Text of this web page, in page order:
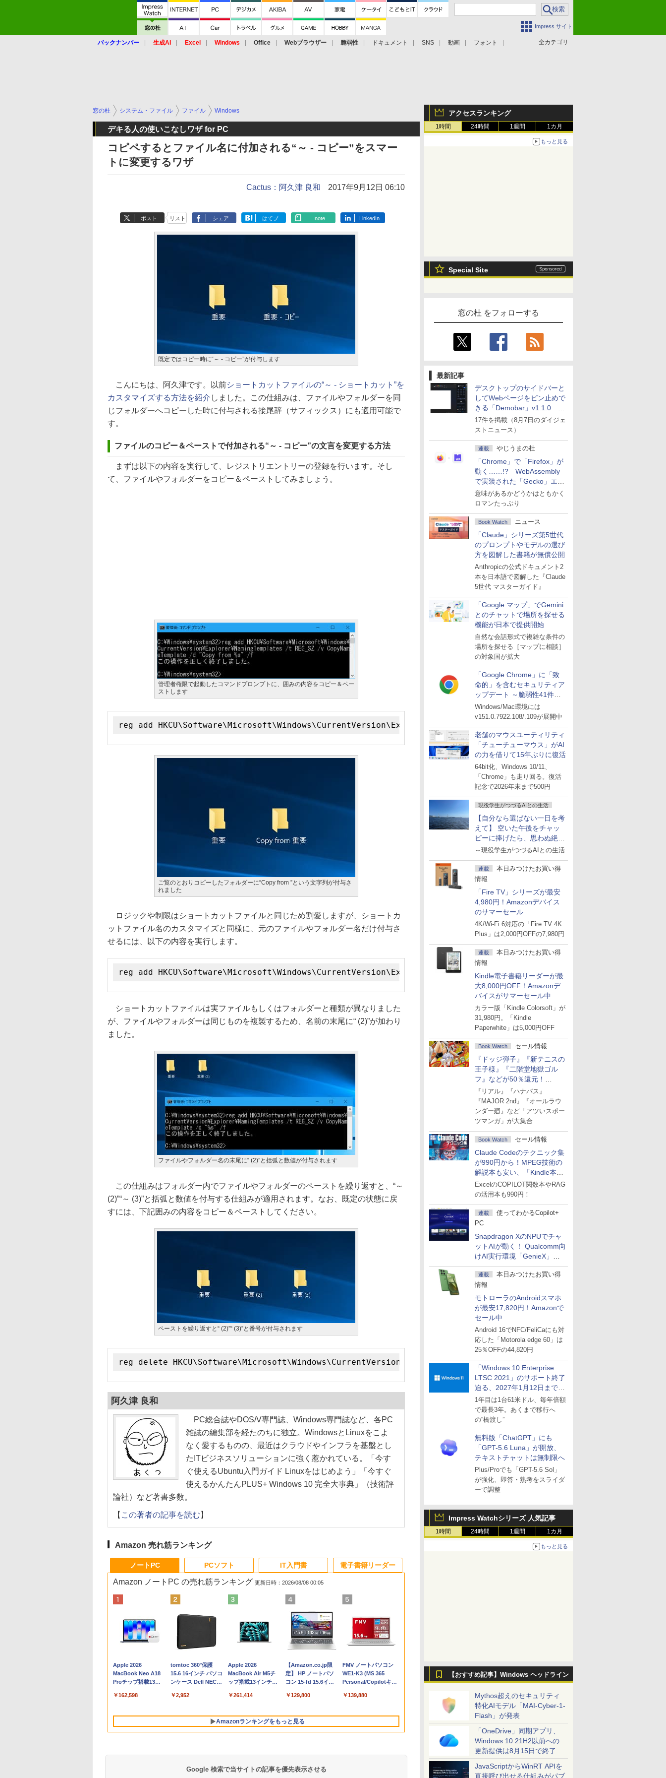
Impress サイト
全カテゴリ
バックナンバー 生成AI Excel Windows Office Webブラウザー 脆弱性 ドキュメント SNS 動画 フォント
アクセスランキング
1時間 24時間 1週間 1カ月
もっと見る
Special Site
窓の杜 をフォローする
最新記事
デスクトップのサイドバーと
してWebページをピン止めで
きる「Demobar」v1.1.0 ほ
か
17件を掲載（8月7日のダイジェ
ストニュース）
連載 やじうまの杜
「Chrome」で「Firefox」が
動く……!? WebAssembly
で実装された「Gecko」エン
ジン
意味があるかどうかはともかく
ロマンたっぷり
Book Watch ニュース
「Claude」シリーズ第5世代
のプロンプトやモデルの選び
方を図解した書籍が無償公開
Anthropicの公式ドキュメント2
本を日本語で図解した『Claude
5世代 マスターガイド』
「Google マップ」でGemini
とのチャットで場所を探せる
機能が日本で提供開始
自然な会話形式で複雑な条件の
場所を探せる［マップに相談］
の対象国が拡大
「Google Chrome」に「致
命的」を含むセキュリティア
ップデート ～脆弱性41件に
対処
Windows/Mac環境には
v151.0.7922.108/.109が展開中
老舗のマウスユーティリティ
「チューチューマウス」がAI
の力を借りて15年ぶりに復活
64bit化、Windows 10/11、
「Chrome」も走り回る。復活
記念で2026年末まで500円
現役学生がつづるAIとの生活
【自分なら選ばない一日を考
えて】 空いた午後をチャッ
ピーに捧げたら、思わぬ絶景
に出会った話
～現役学生がつづるAIとの生活
連載
本日みつけたお買い得
情報
「Fire TV」シリーズが最安
4,980円！Amazonデバイス
のサマーセール
4K/Wi-Fi 6対応の「Fire TV 4K
Plus」は2,000円OFFの7,980円
連載
本日みつけたお買い得
情報
Kindle電子書籍リーダーが最
大8,000円OFF！Amazonデ
バイスがサマーセール中
カラー版「Kindle Colorsoft」が
31,980円。「Kindle
Paperwhite」は5,000円OFF
Book Watch セール情報
『ドッジ弾子』『新テニスの
王子様』『二階堂地獄ゴル
フ』などが50％還元！
Amazonマンガ週末セール
『リアル』『ハナバス』
『MAJOR 2nd』『オールラウ
ンダー廻』など「アツいスポー
ツマンガ」が大集合
Book Watch セール情報
Claude Codeのテクニック集
が990円から！MPEG技術の
解説本も安い、「Kindle本サ
マーセール」第2弾開始！
ExcelのCOPILOT関数本やRAG
の活用本も990円！
連載
使ってわかるCopilot+
PC
Snapdragon XのNPUでチャ
ットAIが動く！ Qualcomm向
けAI実行環境「GenieX」を
試してみた
連載
本日みつけたお買い得
情報
モトローラのAndroidスマホ
が最安17,820円！Amazonで
セール中
Android 16でNFC/FeliCaにも対
応した「Motorola edge 60」は
25％OFFの44,820円
「Windows 10 Enterprise
LTSC 2021」のサポート終了
迫る、2027年1月12日まで
～ESUは9月1日から販売
1年目は1台61米ドル、毎年倍額
で最長3年。あくまで移行へ
の“橋渡し”
無料版「ChatGPT」にも
「GPT-5.6 Luna」が開放、
テキストチャットは無制限へ
Plus/Proでも「GPT-5.6 Sol」
が強化、即答・熟考をスライダ
ーで調整
Impress Watchシリーズ 人気記事
1時間 24時間 1週間 1カ月
もっと見る
【おすすめ記事】Windows ヘッドライン
Mythos超えのセキュリティ
特化AIモデル「MAI-Cyber-1-
Flash」が発表
「OneDrive」同期アプリ、
Windows 10 21H2以前への
更新提供は8月15日で終了
JavaScriptからWinRT APIを
直接呼び出せる仕組みがパブ
窓の杜 システム・ファイル ファイル Windows
デキる人の使いこなしワザ for PC
コピペするとファイル名に付加される“～ - コピー”をスマー
トに変更するワザ
Cactus：阿久津 良和 2017年9月12日 06:10
ポスト リスト シェア はてブ note LinkedIn
既定ではコピー時に“～ - コピー”が付与します
こんにちは、阿久津です。以前ショートカットファイルの“～ - ショートカット”を
カスタマイズする方法を紹介 しました。この仕組みは、ファイルやフォルダーを同
じフォルダーへコピーした時に付与される接尾辞（サフィックス）にも適用可能で
す。
ファイルのコピー＆ペーストで付加される“～ - コピー”の文言を変更する方法
まずは以下の内容を実行して、レジストリエントリーの登録を行います。そし
て、ファイルやフォルダーをコピー＆ペーストしてみましょう。
管理者権限で起動したコマンドプロンプトに、囲みの内容をコピー＆ペー
ストします
reg add HKCU\Software\Microsoft\Windows\CurrentVersion\Explorer\NamingTemplates /t REG_SZ /v
ご覧のとおりコピーしたフォルダーに“Copy from ”という文字列が付与さ
れました
ロジックや制限はショートカットファイルと同じため割愛しますが、ショートカ
ットファイル名のカスタマイズと同様に、元のファイルやフォルダー名だけ付与さ
せるには、以下の内容を実行します。
reg add HKCU\Software\Microsoft\Windows\CurrentVersion\Explorer\NamingTemplates /t REG_SZ /v
ショートカットファイルは実ファイルもしくはフォルダーと種類が異なりました
が、ファイルやフォルダーは同じものを複製するため、名前の末尾に“ (2)”が加わり
ました。
ファイルやフォルダー名の末尾に“ (2)”と括弧と数値が付与されます
この仕組みはフォルダー内でファイルやフォルダーのペーストを繰り返すと、“～
(2)”“～ (3)”と括弧と数値を付与する仕組みが適用されます。なお、既定の状態に戻
すには、下記囲みの内容をコピー＆ペーストしてください。
ペーストを繰り返すと“ (2)”“ (3)”と番号が付与されます
reg delete HKCU\Software\Microsoft\Windows\CurrentVersion\Explorer\NamingTemplates /v CopyNameTemplate /f
阿久津 良和
PC総合誌やDOS/V専門誌、Windows専門誌など、各PC
雑誌の編集部を経たのちに独立。WindowsとLinuxをこよ
なく愛するものの、最近はクラウドやインフラを基盤とし
たITビジネスソリューションに強く惹かれている。「今す
ぐ使えるUbuntu入門ガイド Linuxをはじめよう」「今すぐ
使えるかんたんPLUS+ Windows 10 完全大事典」（技術評
論社）など著書多数。
【 この著者の記事を読む 】
Amazon 売れ筋ランキング
ノートPC
Amazon ノートPC の売れ筋ランキング 更新日時：2026/08/08 00:05
Apple 2026
MacBook Neo A18
Proチップ搭載13イ
AIとApple
Retinaディスプレ
512GB SSD、1080p
￥162,598
tomtoc 360°保護
15.6 16インチ パソコ
ンケース Dell NEC
dynabook Lenovo
￥2,952
Apple 2026
MacBook Air M5チ
ップ搭載13インチノ
Apple Intelligence、
Retinaディスプレ
イ、16GBユニファイ
ドメモリ、1TB SSD
ド、Touch ID - シル
バー
￥261,414
【Amazon.co.jp限
定】 HP ノートパソ
コン 15-fd 15.6イン
512GB SSD インテ
￥129,800
FMV ノートパソコン
WE1-K3 (MS 365
Personal/Copilotキー
型/Core i5/16GB/SSD
FMVWK3E15W_AZ
￥139,880
Amazonランキングをもっと見る
PCソフト IT入門書 電子書籍リーダー
Google 検索で当サイトの記事を優先表示させる